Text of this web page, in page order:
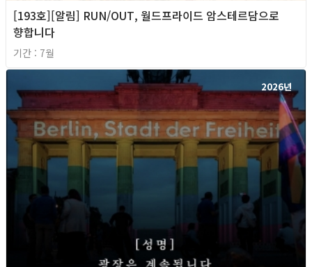
[193호][알림] RUN/OUT, 월드프라이드 암스테르담으로
향합니다
기간 : 7월
2026년